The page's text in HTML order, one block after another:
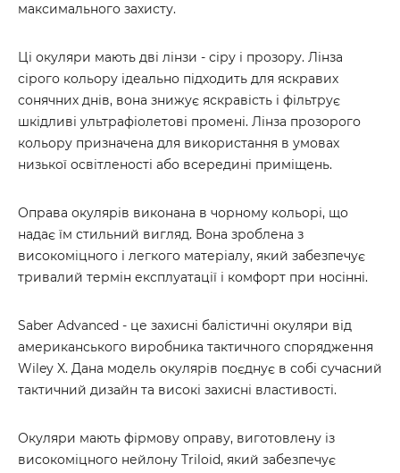
максимального захисту.
Ці окуляри мають дві лінзи - сіру і прозору. Лінза
сірого кольору ідеально підходить для яскравих
сонячних днів, вона знижує яскравість і фільтрує
шкідливі ультрафіолетові промені. Лінза прозорого
кольору призначена для використання в умовах
низької освітленості або всередині приміщень.
Оправа окулярів виконана в чорному кольорі, що
надає їм стильний вигляд. Вона зроблена з
високоміцного і легкого матеріалу, який забезпечує
тривалий термін експлуатації і комфорт при носінні.
Saber Advanced - це захисні балістичні окуляри від
американського виробника тактичного спорядження
Wiley X. Дана модель окулярів поєднує в собі сучасний
тактичний дизайн та високі захисні властивості.
Окуляри мають фірмову оправу, виготовлену із
високоміцного нейлону Triloid, який забезпечує